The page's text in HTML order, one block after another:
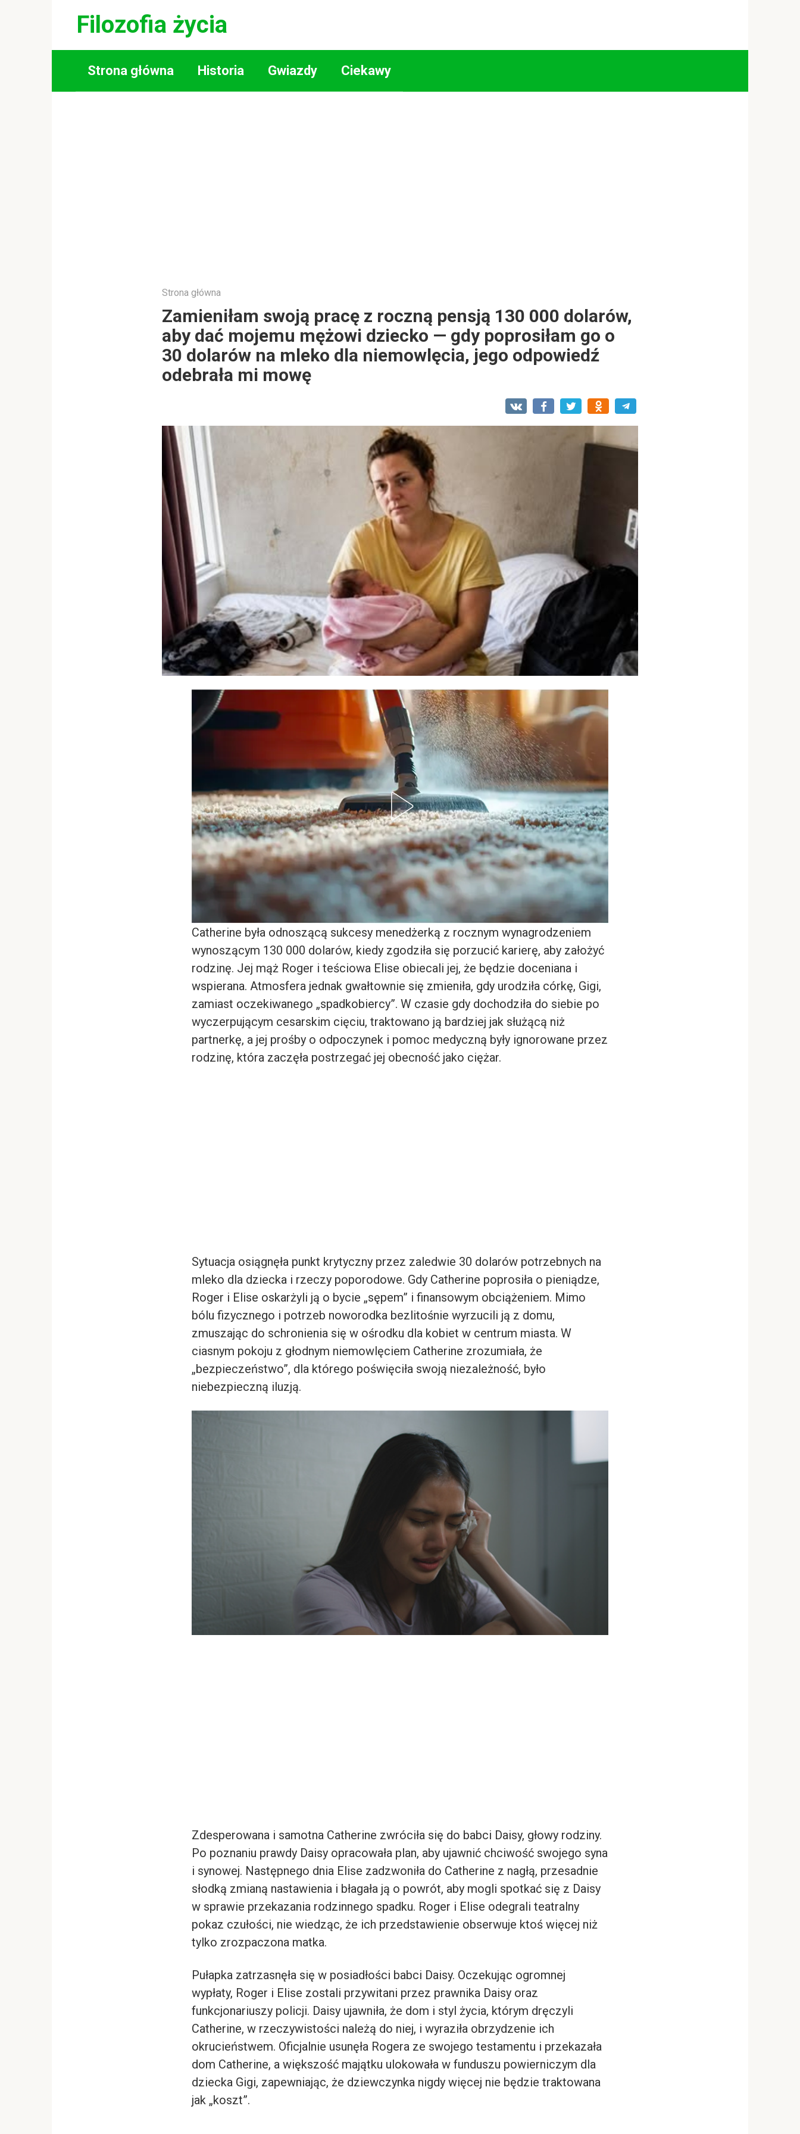
Filozofia życia
Strona główna Historia Gwiazdy Ciekawy
Strona główna
Zamieniłam swoją pracę z roczną pensją 130 000 dolarów,
aby dać mojemu mężowi dziecko — gdy poprosiłam go o
30 dolarów na mleko dla niemowlęcia, jego odpowiedź
odebrała mi mowę
Catherine była odnoszącą sukcesy menedżerką z rocznym wynagrodzeniem
wynoszącym 130 000 dolarów, kiedy zgodziła się porzucić karierę, aby założyć
rodzinę. Jej mąż Roger i teściowa Elise obiecali jej, że będzie doceniana i
wspierana. Atmosfera jednak gwałtownie się zmieniła, gdy urodziła córkę, Gigi,
zamiast oczekiwanego „spadkobiercy”. W czasie gdy dochodziła do siebie po
wyczerpującym cesarskim cięciu, traktowano ją bardziej jak służącą niż
partnerkę, a jej prośby o odpoczynek i pomoc medyczną były ignorowane przez
rodzinę, która zaczęła postrzegać jej obecność jako ciężar.
Sytuacja osiągnęła punkt krytyczny przez zaledwie 30 dolarów potrzebnych na
mleko dla dziecka i rzeczy poporodowe. Gdy Catherine poprosiła o pieniądze,
Roger i Elise oskarżyli ją o bycie „sępem” i finansowym obciążeniem. Mimo
bólu fizycznego i potrzeb noworodka bezlitośnie wyrzucili ją z domu,
zmuszając do schronienia się w ośrodku dla kobiet w centrum miasta. W
ciasnym pokoju z głodnym niemowlęciem Catherine zrozumiała, że
„bezpieczeństwo”, dla którego poświęciła swoją niezależność, było
niebezpieczną iluzją.
Zdesperowana i samotna Catherine zwróciła się do babci Daisy, głowy rodziny.
Po poznaniu prawdy Daisy opracowała plan, aby ujawnić chciwość swojego syna
i synowej. Następnego dnia Elise zadzwoniła do Catherine z nagłą, przesadnie
słodką zmianą nastawienia i błagała ją o powrót, aby mogli spotkać się z Daisy
w sprawie przekazania rodzinnego spadku. Roger i Elise odegrali teatralny
pokaz czułości, nie wiedząc, że ich przedstawienie obserwuje ktoś więcej niż
tylko zrozpaczona matka.
Pułapka zatrzasnęła się w posiadłości babci Daisy. Oczekując ogromnej
wypłaty, Roger i Elise zostali przywitani przez prawnika Daisy oraz
funkcjonariuszy policji. Daisy ujawniła, że dom i styl życia, którym dręczyli
Catherine, w rzeczywistości należą do niej, i wyraziła obrzydzenie ich
okrucieństwem. Oficjalnie usunęła Rogera ze swojego testamentu i przekazała
dom Catherine, a większość majątku ulokowała w funduszu powierniczym dla
dziecka Gigi, zapewniając, że dziewczynka nigdy więcej nie będzie traktowana
jak „koszt”.